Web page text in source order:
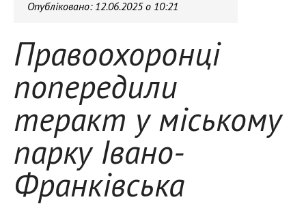
Опубліковано: 12.06.2025 о 10:21
Правоохоронці
попередили
теракт у міському
парку Івано-
Франківська